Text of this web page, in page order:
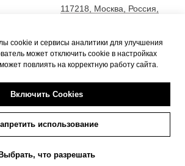
117218, Москва, Россия,
5 эт., офис Фестиваль-парк
cookie и сервисы аналитики для улучшения
может отключить cookie в настройках
повлиять на корректную работу сайта.
Включить Cookies
использование
Выбрать, что разрешать